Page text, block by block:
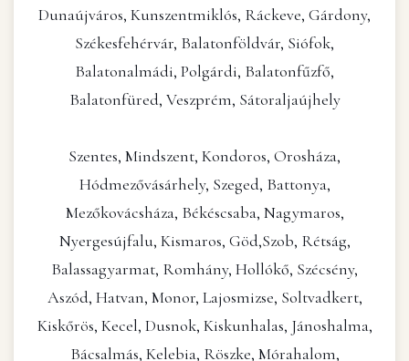
Dunaújváros, Kunszentmiklós, Ráckeve, Gárdony,
Székesfehérvár, Balatonföldvár, Siófok,
Balatonalmádi, Polgárdi, Balatonfűzfő,
Balatonfüred, Veszprém, Sátoraljaújhely
Szentes, Mindszent, Kondoros, Orosháza,
Hódmezővásárhely, Szeged, Battonya,
Mezőkovácsháza, Békéscsaba, Nagymaros,
Nyergesújfalu, Kismaros, Göd,Szob, Rétság,
Balassagyarmat, Romhány, Hollókő, Szécsény,
Aszód, Hatvan, Monor, Lajosmizse, Soltvadkert,
Kiskőrös, Kecel, Dusnok, Kiskunhalas, Jánoshalma,
Bácsalmás, Kelebia, Röszke, Mórahalom,